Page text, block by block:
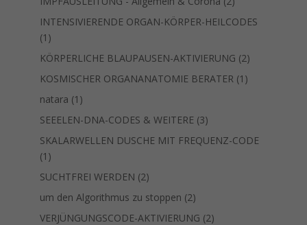
Produkte
INTENSIVIERENDE ORGAN-KÖRPER-HEILCODES
1 1
Produkt
KÖRPERLICHE BLAUPAUSEN-AKTIVIERUNG 22
Produkte
KOSMISCHER ORGANANATOMIE BERATER 1 1
natara 1 1
Produkt
SEEELEN-DNA-CODES & WEITERE 33
Produkte
SKALARWELLEN DUSCHE MIT FREQUENZ-CODE
1 1
Produkt
SUCHTFREI WERDEN 22
Produkte
um den Algorithmus zu stoppen 22
Produkte
VERJÜNGUNGSCODE-AKTIVIERUNG 22